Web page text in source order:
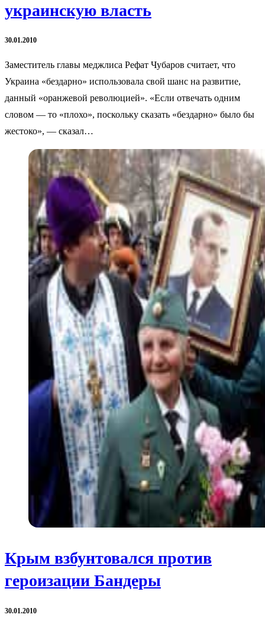
украинскую власть
30.01.2010
Заместитель главы меджлиса Рефат Чубаров считает, что
Украина «бездарно» использовала свой шанс на развитие,
данный «оранжевой революцией». «Если отвечать одним
словом — то «плохо», поскольку сказать «бездарно» было бы
жестоко», — сказал…
Крым взбунтовался против
героизации Бандеры
30.01.2010